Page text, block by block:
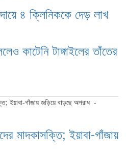
৪ ক্লিনিককে দেড় লাখ
কাটেনি টাঙ্গাইলের তাঁতের
মাদকাসক্তি; ইয়াবা-গাঁজায়